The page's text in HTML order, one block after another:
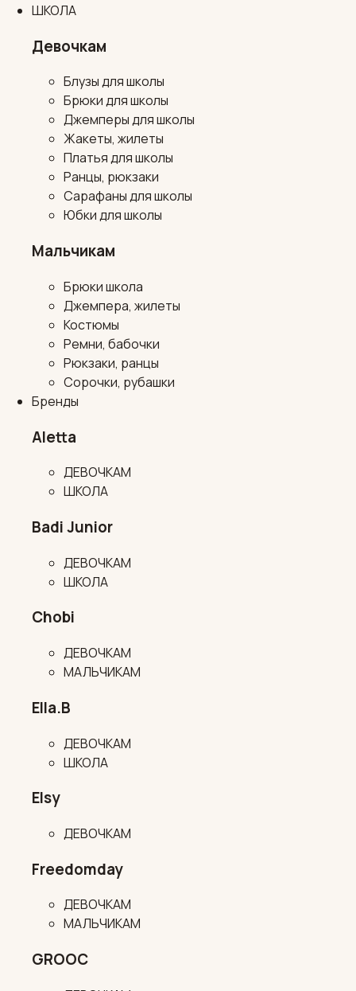
ШКОЛА
Девочкам
Блузы для школы
Брюки для школы
Джемперы для школы
Жакеты, жилеты
Платья для школы
Ранцы, рюкзаки
Сарафаны для школы
Юбки для школы
Мальчикам
Брюки школа
Джемпера, жилеты
Костюмы
Ремни, бабочки
Рюкзаки, ранцы
Сорочки, рубашки
Бренды
Aletta
ДЕВОЧКАМ
ШКОЛА
Badi Junior
ДЕВОЧКАМ
ШКОЛА
Chobi
ДЕВОЧКАМ
МАЛЬЧИКАМ
Ella.B
ДЕВОЧКАМ
ШКОЛА
Elsy
ДЕВОЧКАМ
Freedomday
ДЕВОЧКАМ
МАЛЬЧИКАМ
GROOC